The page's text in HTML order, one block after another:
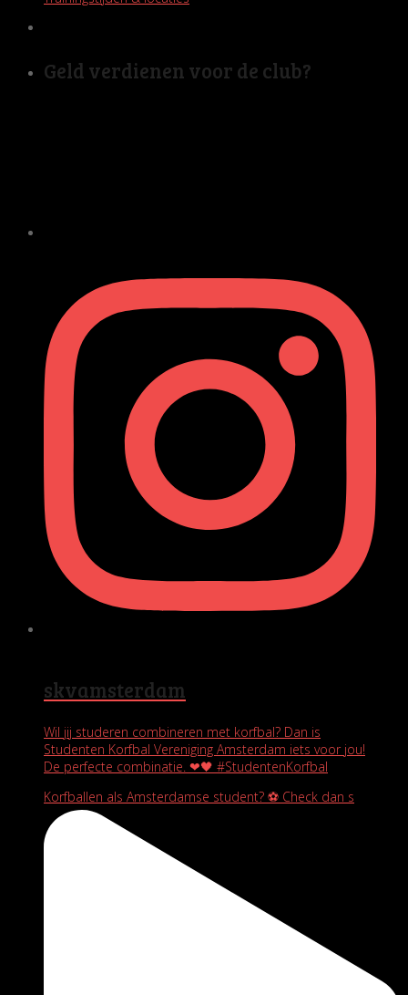
Geld verdienen voor de club?
skvamsterdam
Wil jij studeren combineren met korfbal? Dan is
Studenten Korfbal Vereniging Amsterdam iets voor jou!
De perfecte combinatie. ❤🖤 #StudentenKorfbal
Korfballen als Amsterdamse student? ⚽️ Check dan s